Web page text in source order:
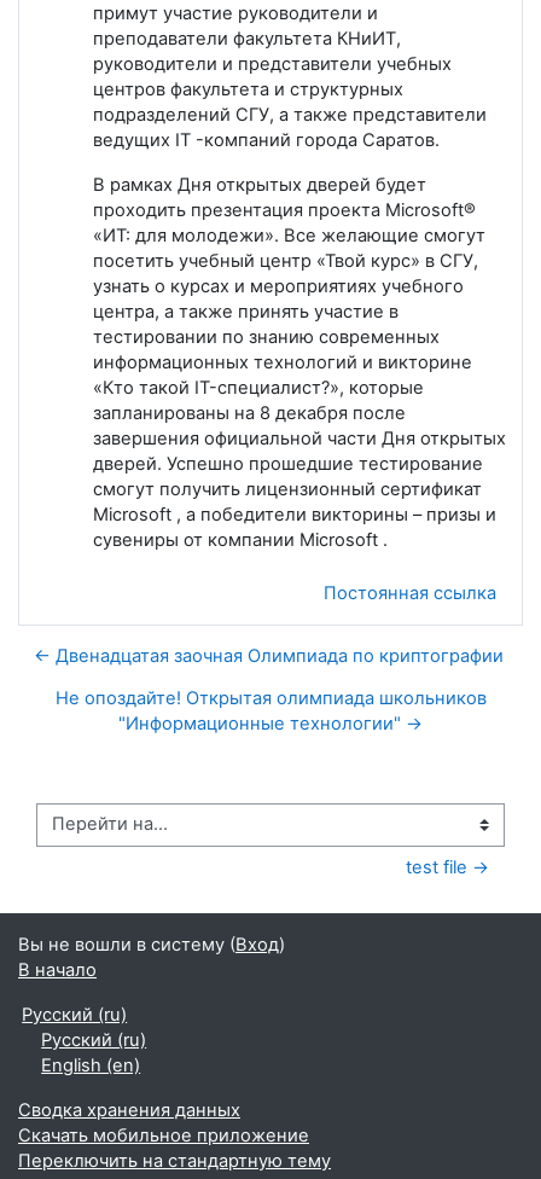
примут участие руководители и
преподаватели факультета КНиИТ,
руководители и представители учебных
центров факультета и структурных
подразделений СГУ, а также представители
ведущих IT -компаний города Саратов.
В рамках Дня открытых дверей будет
проходить презентация проекта Microsoft®
«ИТ: для молодежи». Все желающие смогут
посетить учебный центр «Твой курс» в СГУ,
узнать о курсах и мероприятиях учебного
центра, а также принять участие в
тестировании по знанию современных
информационных технологий и викторине
«Кто такой IT-специалист?», которые
запланированы на 8 декабря после
завершения официальной части Дня открытых
дверей. Успешно прошедшие тестирование
смогут получить лицензионный сертификат
Microsoft , а победители викторины – призы и
сувениры от компании Microsoft .
Постоянная ссылка
← Двенадцатая заочная Олимпиада по криптографии
Не опоздайте! Открытая олимпиада школьников
"Информационные технологии" →
Перейти на...
test file →
Вы не вошли в систему (Вход)
В начало
Русский ‎(ru)‎
Русский ‎(ru)‎
English ‎(en)‎
Сводка хранения данных
Скачать мобильное приложение
Переключить на стандартную тему